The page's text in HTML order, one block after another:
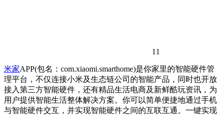
11
米家APP(包名：com.xiaomi.smarthome)是你家里的智能硬件管
理平台，不仅连接小米及生态链公司的智能产品，同时也开放
接入第三方智能硬件，还有精品生活电商及新鲜酷玩资讯，为
用户提供智能生活整体解决方案。你可以简单便捷地通过手机
与智能硬件交互，并实现智能硬件之间的互联互通。一键实现